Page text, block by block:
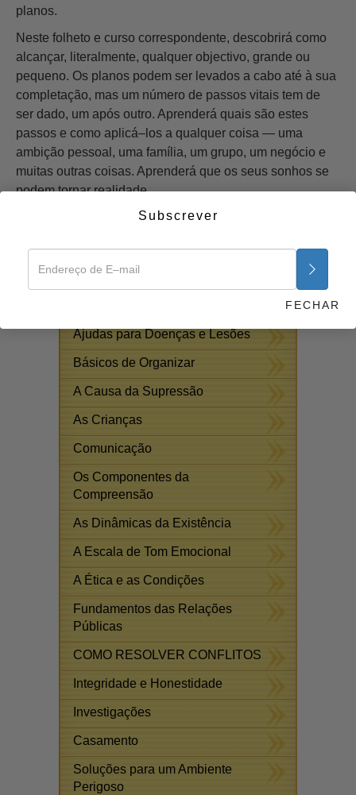
planos.
Neste folheto e curso correspondente, descobrirá como
alcançar, literalmente, qualquer objectivo, grande ou
pequeno. Os planos podem ser levados a cabo até à sua
completação, mas um número de passos vitais tem de
ser dado, um após outro. Aprenderá quais são estes
passos e como aplicá–los a qualquer coisa — uma
ambição pessoal, uma família, um grupo, um negócio e
muitas outras coisas. Aprenderá que os seus sonhos se
podem tornar realidade.
GRATUITOS
Ajudas para Doenças e Lesões
Básicos de Organizar
A Causa da Supressão
As Crianças
Comunicação
Os Componentes da
Compreensão
As Dinâmicas da Existência
A Escala de Tom Emocional
A Ética e as Condições
Fundamentos das Relações
Públicas
COMO RESOLVER CONFLITOS
Integridade e Honestidade
Investigações
Casamento
Soluções para um Ambiente
Perigoso
Subscrever
FECHAR